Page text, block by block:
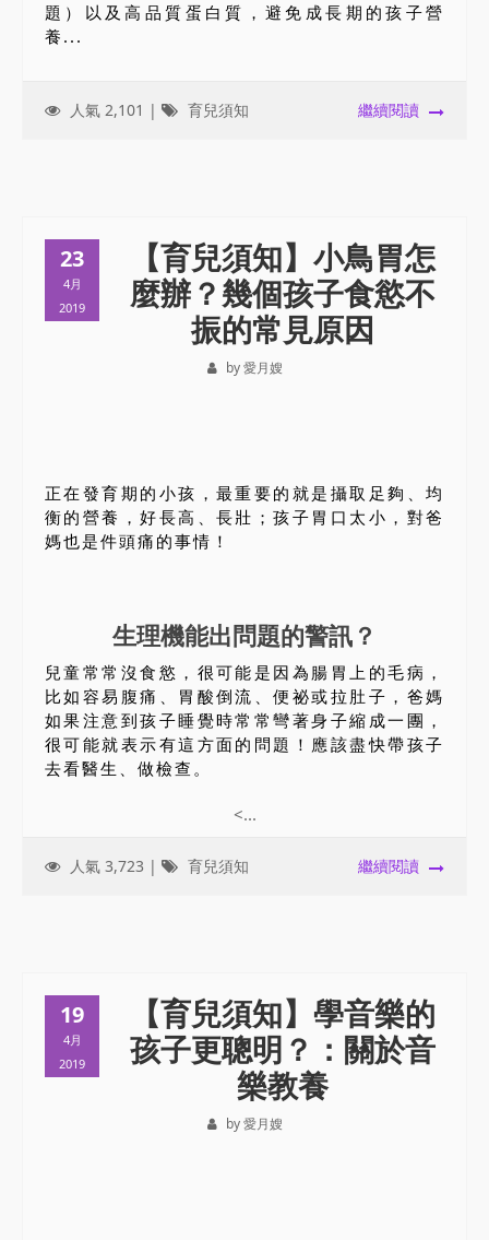
題）以及高品質蛋白質，避免成長期的孩子營
養...
人氣 2,101 | 育兒須知 繼續閱讀
23
4月
2019
【育兒須知】小鳥胃怎
麼辦？幾個孩子食慾不
振的常見原因
by 愛月嫂
正在發育期的小孩，最重要的就是攝取足夠、均
衡的營養，好長高、長壯；孩子胃口太小，對爸
媽也是件頭痛的事情！
生理機能出問題的警訊？
兒童常常沒食慾，很可能是因為腸胃上的毛病，
比如容易腹痛、胃酸倒流、便祕或拉肚子，爸媽
如果注意到孩子睡覺時常常彎著身子縮成一團，
很可能就表示有這方面的問題！應該盡快帶孩子
去看醫生、做檢查。
<...
人氣 3,723 | 育兒須知 繼續閱讀
19
4月
2019
【育兒須知】學音樂的
孩子更聰明？：關於音
樂教養
by 愛月嫂